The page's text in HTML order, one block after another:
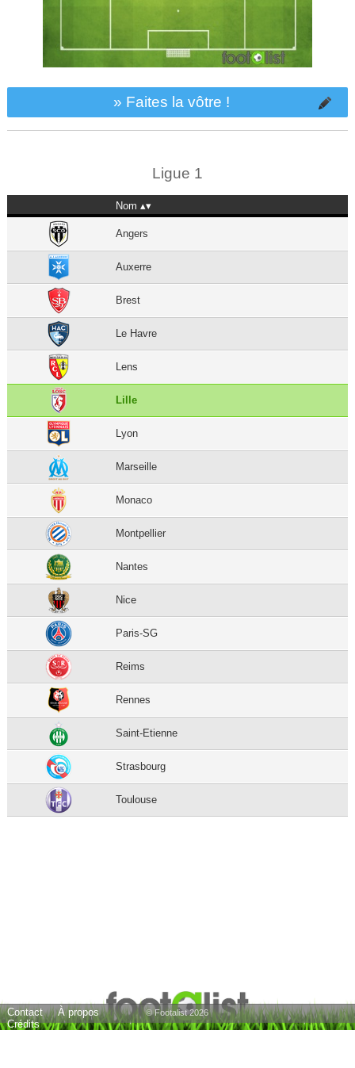
» Faites la vôtre !
Ligue 1
Nom
Angers
Auxerre
Brest
Le Havre
Lens
Lille
Lyon
Marseille
Monaco
Montpellier
Nantes
Nice
Paris-SG
Reims
Rennes
Saint-Etienne
Strasbourg
Toulouse
Contact
À propos
Crédits
© Footalist 2026